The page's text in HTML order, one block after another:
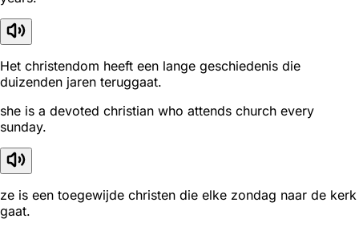
Het christendom heeft een lange geschiedenis die
duizenden jaren teruggaat.
she is a devoted christian who attends church every
sunday.
ze is een toegewijde christen die elke zondag naar de kerk
gaat.